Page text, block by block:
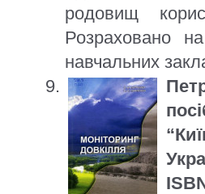
родовищ
Розраховано
навчальних